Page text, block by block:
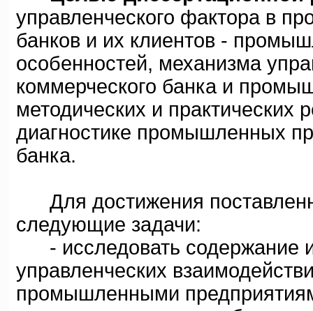
управленческого фактора в
банков и их клиентов -
особенностей, механизма
коммерческого банка и
методических и практических
диагностике промышленных
банка.
Для достижения
следующие задачи:
- исследовать содержание
управленческих
промышленными